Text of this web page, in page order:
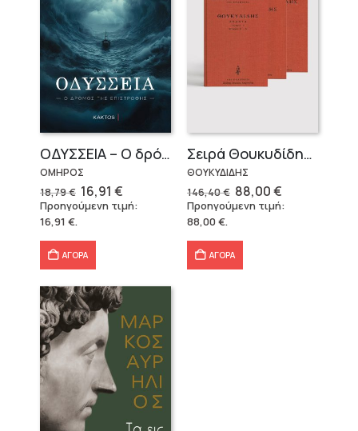
OΔΥΣΣΕΙΑ – Ο δρόμος της επιστροφής
ΟΜΗΡΟΣ
18,79€ Original
price
was:
16,91 €Η
τρέχουσα
τιμή
Προηγούμενη τιμή:
16,91 €.
ΑΓΟΡΑ
Σειρά Θουκυδίδης – Δεμένο (4 τόμοι)
ΘΟΥΚΥΔΙΔΗΣ
146,40€ Original
price
was:
88,00€Η
τρέχουσα
τιμή
Προηγούμενη τιμή:
88,00€.
ΑΓΟΡΑ